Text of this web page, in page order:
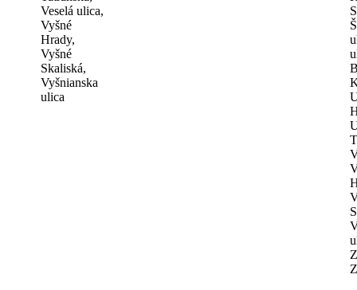
Veselá ulica,
Vyšné
Hrady,
Vyšné
Skaliská,
Vyšnianska
ulica